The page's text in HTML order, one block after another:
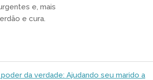
e, mais
e cura.
da verdade: Ajudando seu marido a